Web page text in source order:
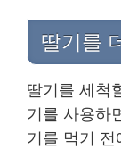
딸기를
딸기를 세척
기를 사용하
기를 먹기